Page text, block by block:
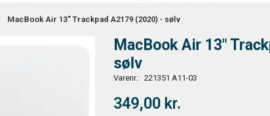
MacBook Air 13" Trackpad A2179 (2020) - sølv
MacBook Air 13"
sølv
Varenr.: 221351 A11-03
349,00 kr.